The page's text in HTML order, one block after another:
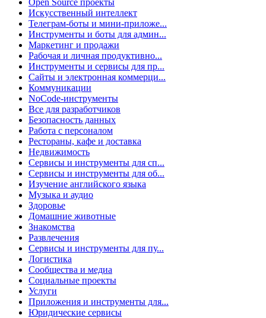
Open Source проекты
Искусственный интеллект
Телеграм-боты и мини-приложе...
Инструменты и боты для админ...
Маркетинг и продажи
Рабочая и личная продуктивно...
Инструменты и сервисы для пр...
Сайты и электронная коммерци...
Коммуникации
NoCode-инструменты
Все для разработчиков
Безопасность данных
Работа с персоналом
Рестораны, кафе и доставка
Недвижимость
Сервисы и инструменты для сп...
Сервисы и инструменты для об...
Изучение английского языка
Музыка и аудио
Здоровье
Домашние животные
Знакомства
Развлечения
Сервисы и инструменты для пу...
Логистика
Сообщества и медиа
Социальные проекты
Услуги
Приложения и инструменты для...
Юридические сервисы